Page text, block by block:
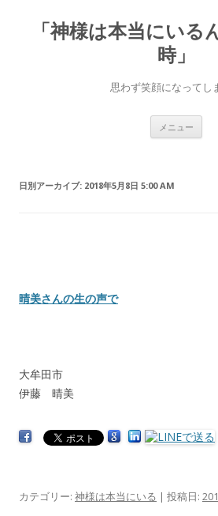
「神様は本当にいる
時」
思わず笑顔になってし
メニュー
日別アーカイブ: 2018年5月8日 5:00 AM
晴美さんの生の声で
大牟田市
伊藤 晴美
カテゴリー: 神様は本当にいる | 投稿日: